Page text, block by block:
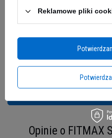
Jeżeli powyższy opis jest dla Ciebie
pytanie odnośnie tego produktu.
tylko będzie to możliwe.Dane są
Przesyłając je, akceptujesz jej
Opinie o FITMAX
Reklamowe pliki